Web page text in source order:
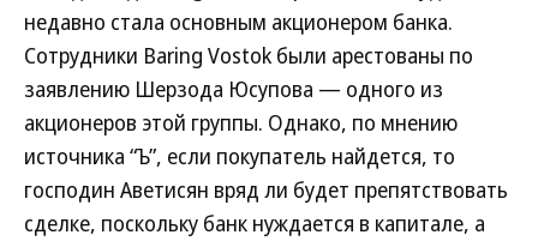
недавно стала основным акционером банка.
Сотрудники Baring Vostok были арестованы по
заявлению Шерзода Юсупова — одного из
акционеров этой группы. Однако, по мнению
источника “Ъ”, если покупатель найдется, то
господин Аветисян вряд ли будет препятствовать
сделке, поскольку банк нуждается в капитале, а